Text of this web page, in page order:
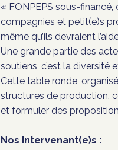
« FONPEPS sous-financé,
compagnies et petit(e)s
même qu’ils devraient
Une grande partie des
soutiens, c’est la diversité
Cette table ronde,
structures de production,
et formuler des
Nos Intervenant(e)s :